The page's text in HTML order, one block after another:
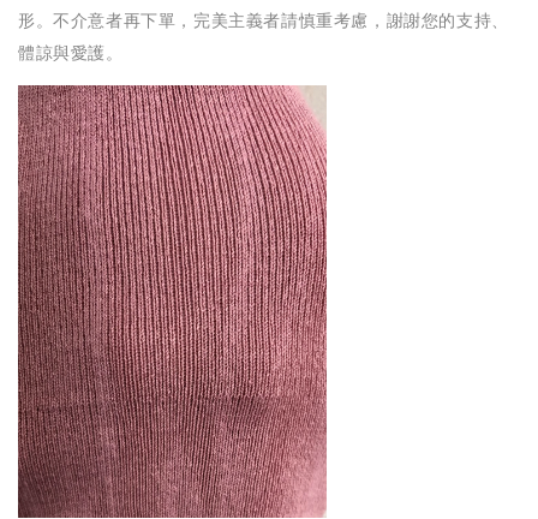
形。不介意者再下單，完美主義者請慎重考慮，謝謝您的支持、
體諒與愛護。